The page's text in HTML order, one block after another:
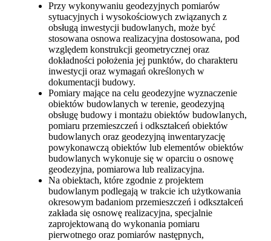
Przy wykonywaniu geodezyjnych pomiarów
sytuacyjnych i wysokościowych związanych z
obsługą inwestycji budowlanych, może być
stosowana osnowa realizacyjna dostosowana, pod
względem konstrukcji geometrycznej oraz
dokładności położenia jej punktów, do charakteru
inwestycji oraz wymagań określonych w
dokumentacji budowy.
Pomiary mające na celu geodezyjne wyznaczenie
obiektów budowlanych w terenie, geodezyjną
obsługę budowy i montażu obiektów budowlanych,
pomiaru przemieszczeń i odkształceń obiektów
budowlanych oraz geodezyjną inwentaryzację
powykonawczą obiektów lub elementów obiektów
budowlanych wykonuje się w oparciu o osnowę
geodezyjna, pomiarowa lub realizacyjna.
Na obiektach, które zgodnie z projektem
budowlanym podlegają w trakcie ich użytkowania
okresowym badaniom przemieszczeń i odkształceń
zakłada się osnowę realizacyjna, specjalnie
zaprojektowaną do wykonania pomiaru
pierwotnego oraz pomiarów następnych,